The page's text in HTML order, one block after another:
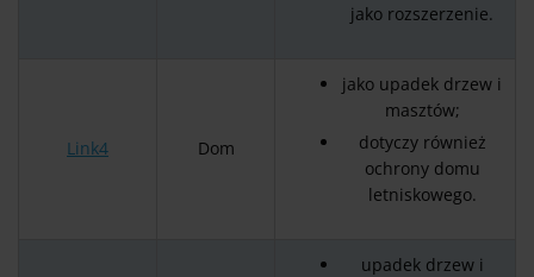
jako rozszerzenie.
Link4 Dom
jako upadek drzew i
masztów;
dotyczy również
ochrony domu
letniskowego.
upadek drzew i